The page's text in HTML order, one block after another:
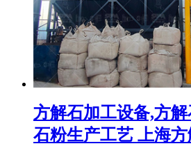
方解石加工设备,方
石粉生产工艺 上海方